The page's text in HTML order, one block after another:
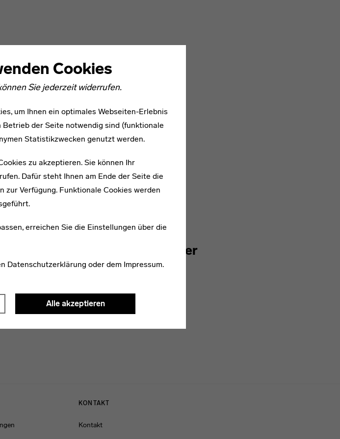
Cookies
Sie jederzeit widerrufen.
um Ihnen ein optimales Webseiten-Erlebnis
Betrieb der Seite notwendig sind (funktionale
Statistikzwecken genutzt werden.
zu akzeptieren. Sie können Ihr
Dafür steht Ihnen am Ende der Seite die
Verfügung. Funktionale Cookies werden
erreichen Sie die Einstellungen über die
Datenschutzerklärung oder dem Impressum.
Alle akzeptieren
ZUM THEMA
Tibor Weiner
KONTAKT
Kontakt